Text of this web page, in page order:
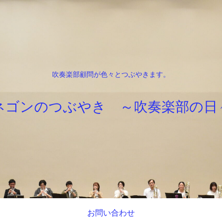
吹奏楽部顧問が色々とつぶやきます。
ゴンのつぶやき ～吹奏楽部の日
お問い合わせ